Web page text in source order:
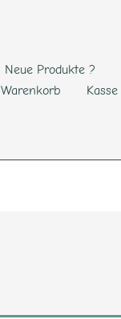
Neue Produkte ?
Warenkorb Kasse